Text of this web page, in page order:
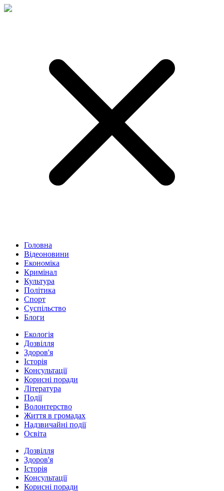
Головна
Відеоновини
Економіка
Кримінал
Культура
Політика
Спорт
Суспільство
Блоги
Екологія
Дозвілля
Здоров'я
Історія
Консультації
Корисні поради
Література
Події
Волонтерство
Життя в громадах
Надзвичайні події
Освіта
Дозвілля
Здоров'я
Історія
Консультації
Корисні поради